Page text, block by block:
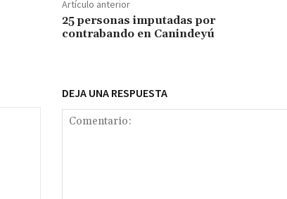
Artículo anterior
25 personas imputadas por
contrabando en Canindeyú
DEJA UNA RESPUESTA